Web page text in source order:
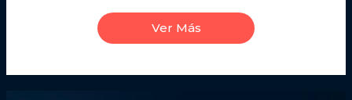
Ver Más